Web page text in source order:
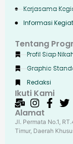
Kerjasama
Informasi
Tentang
Profil Siap
Graphic
Redaksi
Ikuti Kami
Alamat
Jl. Permata No.1,
Timur, Daerah